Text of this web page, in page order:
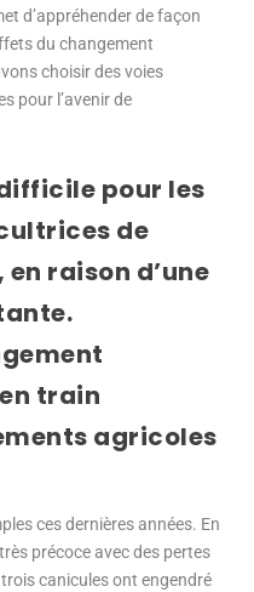
d’appréhender de façon
du changement
choisir des voies
pour l’avenir de
pour les
de
raison d’une
train
agricoles
ces dernières années. En
précoce avec des pertes
canicules ont engendré